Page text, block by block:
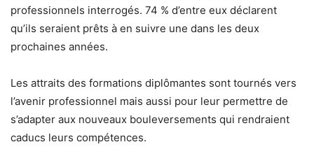
professionnels interrogés. 74 % d’entre eux déclarent
qu’ils seraient prêts à en suivre une dans les deux
prochaines années.
Les attraits des formations diplômantes sont tournés vers
l’avenir professionnel mais aussi pour leur permettre de
s’adapter aux nouveaux bouleversements qui rendraient
caducs leurs compétences.